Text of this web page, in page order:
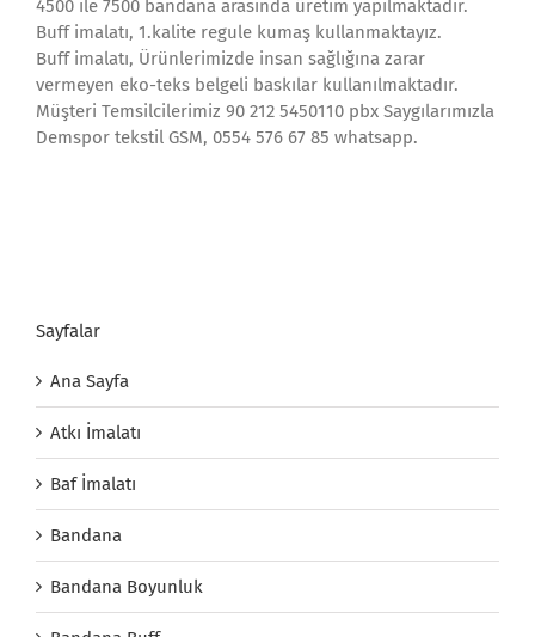
4500 ile 7500 bandana arasında üretim yapılmaktadır.
Buff imalatı, 1.kalite regule kumaş kullanmaktayız.
Buff imalatı, Ürünlerimizde insan sağlığına zarar
vermeyen eko-teks belgeli baskılar kullanılmaktadır.
Müşteri Temsilcilerimiz 90 212 5450110 pbx Saygılarımızla
Demspor tekstil GSM, 0554 576 67 85 whatsapp.
Sayfalar
Ana Sayfa
Atkı İmalatı
Baf İmalatı
Bandana
Bandana Boyunluk